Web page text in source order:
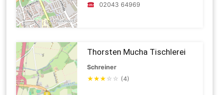
02043 64969
Thorsten Mucha Tischlerei
Schreiner
★★★ ☆ ☆ (4)